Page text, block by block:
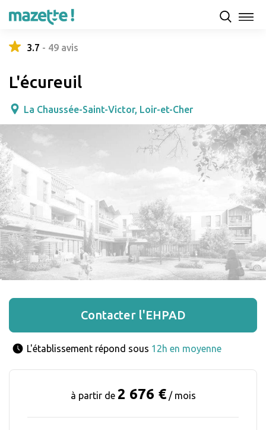
3.7 - 49 avis
L'écureuil
La Chaussée-Saint-Victor, Loir-et-Cher
Contacter l'EHPAD
L'établissement répond sous 12h en moyenne
à partir de 2 676 €/ mois